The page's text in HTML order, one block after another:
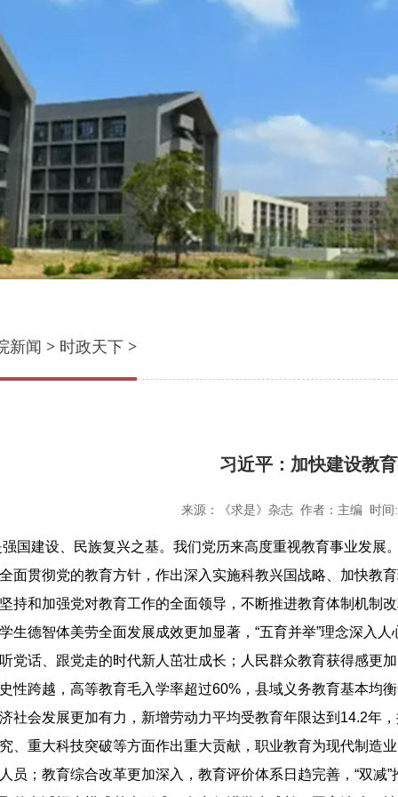
新闻 > 时政天下 >
习近平：加快建设教
来源：《求是》杂志 作者：主编 时
国建设、民族复兴之基。我们党历来高度重视教育事业发展
面贯彻党的教育方针，作出深入实施科教兴国战略、加快教
持和加强党对教育工作的全面领导，不断推进教育体制机制
生德智体美劳全面发展成效更加显著，“五育并举”理念深入
党话、跟党走的时代新人茁壮成长；人民群众教育获得感更
性跨越，高等教育毛入学率超过60%，县域义务教育基本均
社会发展更加有力，新增劳动力平均受教育年限达到14.2年
、重大科技突破等方面作出重大贡献，职业教育为现代制造
员；教育综合改革更加深入，教育评价体系日趋完善，“双减